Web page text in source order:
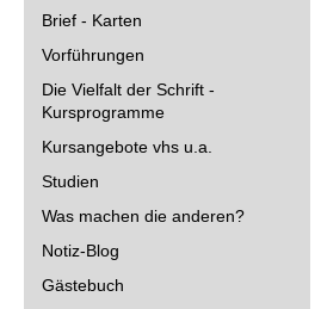
Brief - Karten
Vorführungen
Die Vielfalt der Schrift -
Kursprogramme
Kursangebote vhs u.a.
Studien
Was machen die anderen?
Notiz-Blog
Gästebuch